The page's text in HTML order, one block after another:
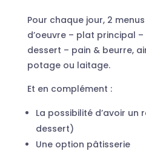
Pour chaque jour, 2
d’oeuvre – plat principal
dessert – pain & beurre,
potage ou laitage.
Et en complément :
La possibilité d’avoir
dessert)
Une option pâtisserie